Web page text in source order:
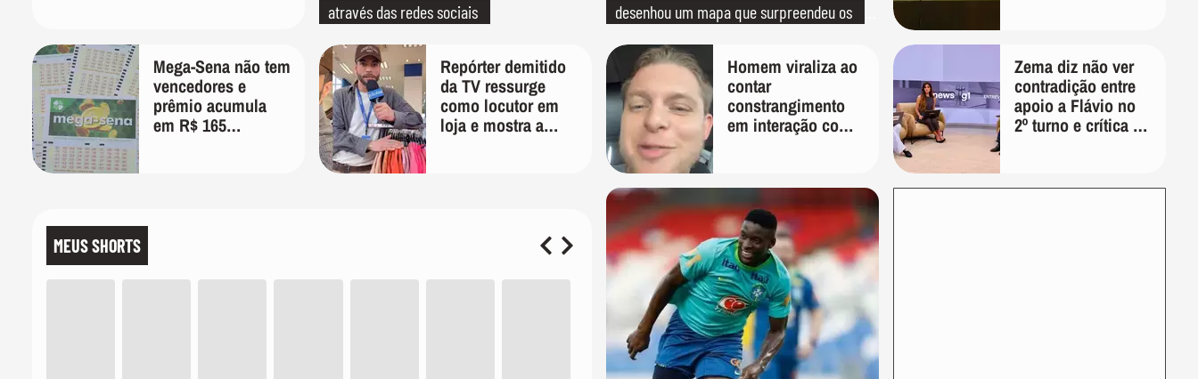
através das redes sociais
desenhou um mapa que surpreendeu os
cientistas
Mega-Sena não tem
vencedores e
prêmio acumula
em R$ 165
Repórter demitido
da TV ressurge
como locutor em
loja e mostra a
Homem viraliza ao
contar
constrangimento
em interação com
Zema diz não ver
contradição entre
apoio a Flávio no
2º turno e crítica ao
um copo a votar no
MEUS SHORTS